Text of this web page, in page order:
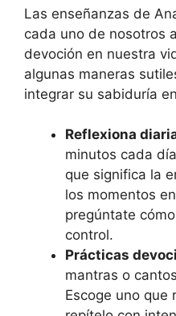
Las enseñanzas de
cada uno de nosotros
devoción en nuestra
algunas maneras
integrar su sabiduría
Reflexiona
minutos cada
que significa la
los momentos
pregúntate
control.
Prácticas
mantras o
Escoge uno que